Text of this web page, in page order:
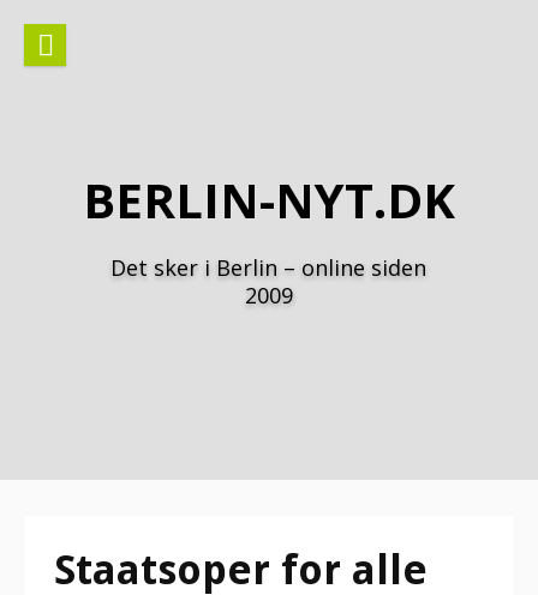
indhold
BERLIN-NYT.DK
Det sker i Berlin – online siden
2009
Staatsoper for alle